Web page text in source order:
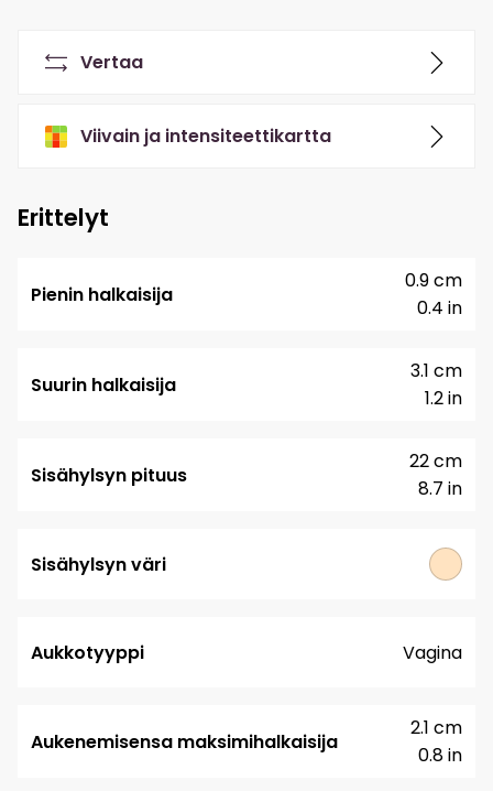
Vertaa
Viivain ja intensiteettikartta
Erittelyt
Pienin halkaisija
0.4 in
0.9 cm
Suurin halkaisija
1.2 in
3.1 cm
Sisähylsyn pituus
8.7 in
22 cm
Sisähylsyn väri
Aukkotyyppi Vagina
Aukenemisensa maksimihalkaisija
0.8 in
2.1 cm